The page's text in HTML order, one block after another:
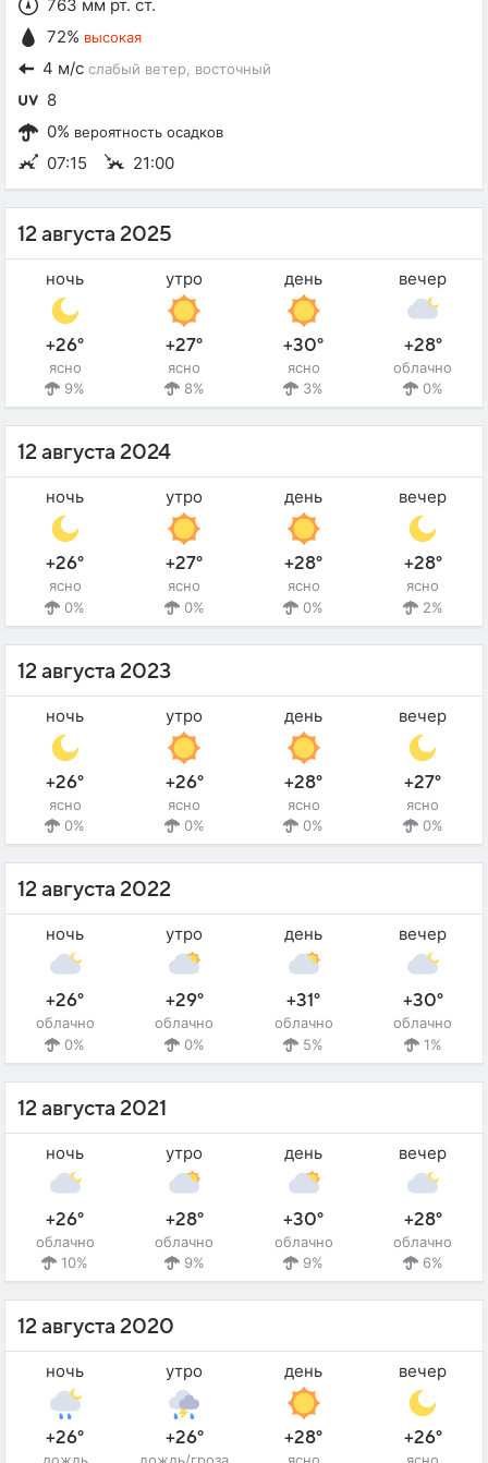
763 мм рт. ст.
72% высокая
4 м/с слабый ветер , восточный
8
0% вероятность осадков
07:15 21:00
12 августа 2025
ночь
+26°
ясно
9%
утро
+27°
ясно
8%
день
+30°
ясно
3%
вечер
+28°
облачно
0%
12 августа 2024
ночь
+26°
ясно
0%
утро
+27°
ясно
0%
день
+28°
ясно
0%
вечер
+28°
ясно
2%
12 августа 2023
ночь
+26°
ясно
0%
утро
+26°
ясно
0%
день
+28°
ясно
0%
вечер
+27°
ясно
0%
12 августа 2022
ночь
+26°
облачно
0%
утро
+29°
облачно
0%
день
+31°
облачно
5%
вечер
+30°
облачно
1%
12 августа 2021
ночь
+26°
облачно
10%
утро
+28°
облачно
9%
день
+30°
облачно
9%
вечер
+28°
облачно
6%
12 августа 2020
ночь
+26°
утро
+26°
день
+28°
вечер
+26°